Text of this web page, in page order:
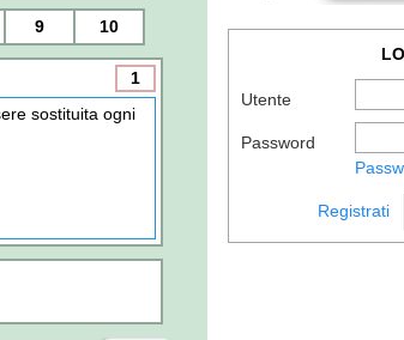
9 10
1
sostituita ogni
Utente
Password
Registrati